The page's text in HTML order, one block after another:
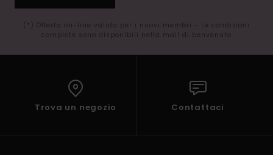
(*) Offerta on-line valida per i nuovi membri - Le condizioni
complete sono disponibili nella mail di benvenuto
Trova un negozio Contattaci